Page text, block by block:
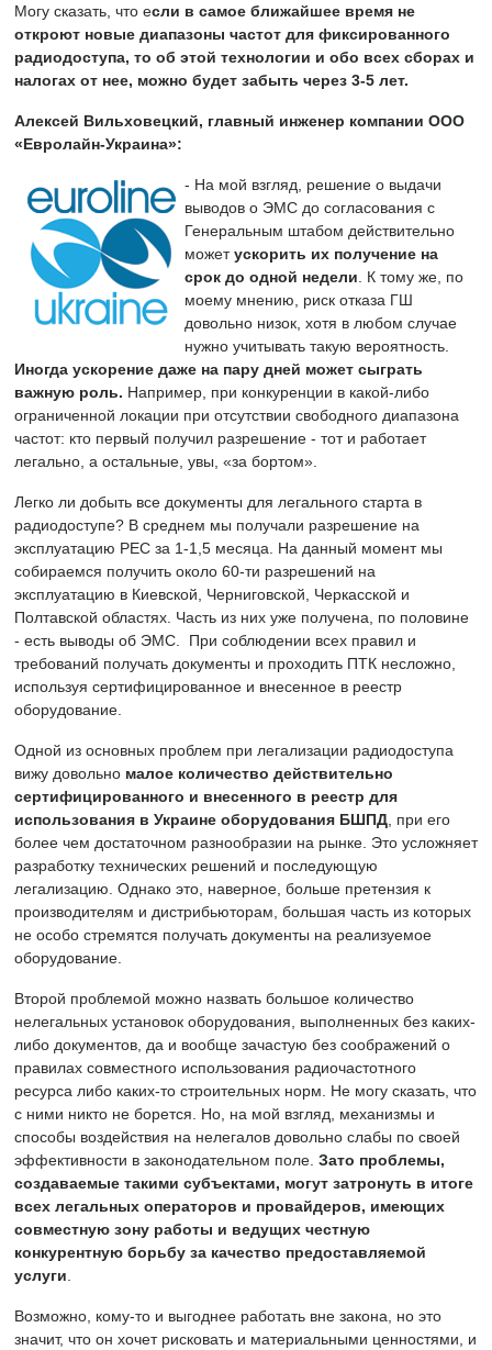
Могу сказать, что если в самое ближайшее время не
откроют новые диапазоны частот для фиксированного
радиодоступа, то об этой технологии и обо всех сборах и
налогах от нее, можно будет забыть через 3-5 лет.
Алексей Вильховецкий, главный инженер компании ООО
«Евролайн-Украина»:
- На мой взгляд, решение о выдачи
выводов о ЭМС до согласования с
Генеральным штабом действительно
можетускорить их получение на
срок до одной недели. К тому же, по
моему мнению, риск отказа ГШ
довольно низок, хотя в любом случае
нужно учитывать такую вероятность.
Иногда ускорение даже на пару дней может сыграть
важную роль. Например, при конкуренции в какой-либо
ограниченной локации при отсутствии свободного диапазона
частот: кто первый получил разрешение - тот и работает
легально, а остальные, увы, «за бортом».
Легко ли добыть все документы для легального старта в
радиодоступе? В среднем мы получали разрешение на
эксплуатацию РЕС за 1-1,5 месяца. На данный момент мы
собираемся получить около 60-ти разрешений на
эксплуатацию в Киевской, Черниговской, Черкасской и
Полтавской областях. Часть из них уже получена, по половине
- есть выводы об ЭМС. При соблюдении всех правил и
требований получать документы и проходить ПТК несложно,
используя сертифицированное и внесенное в реестр
оборудование.
Одной из основных проблем при легализации радиодоступа
вижу довольно малое количество действительно
сертифицированного и внесенного в реестр для
использования в Украине оборудования БШПД, при его
более чем достаточном разнообразии на рынке. Это усложняет
разработку технических решений и последующую
легализацию. Однако это, наверное, больше претензия к
производителям и дистрибьюторам, большая часть из которых
не особо стремятся получать документы на реализуемое
оборудование.
Второй проблемой можно назвать большое количество
нелегальных установок оборудования, выполненных без каких-
либо документов, да и вообще зачастую без соображений о
правилах совместного использования радиочастотного
ресурса либо каких-то строительных норм. Не могу сказать, что
с ними никто не борется. Но, на мой взгляд, механизмы и
способы воздействия на нелегалов довольно слабы по своей
эффективности в законодательном поле. Зато проблемы,
создаваемые такими субъектами, могут затронуть в итоге
всех легальных операторов и провайдеров, имеющих
совместную зону работы и ведущих честную
конкурентную борьбу за качество предоставляемой
услуги.
Возможно, кому-то и выгоднее работать вне закона, но это
значит, что он хочет рисковать и материальными ценностями, и